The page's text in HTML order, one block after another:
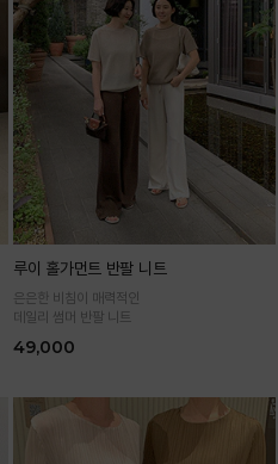
루이 홀가먼트 반팔 니트
은은한 비침이 매력적인
데일리 썸머 반팔 니트
49,000